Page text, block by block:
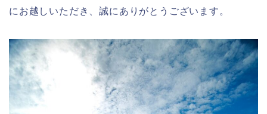
にお越しいただき、誠にありがとうございます。